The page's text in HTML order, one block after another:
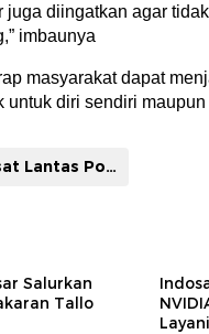
juga diingatkan agar
imbaunya
masyarakat dapat
untuk diri sendiri
Kasat Lantas Polres Bone
Salurkan
Tallo